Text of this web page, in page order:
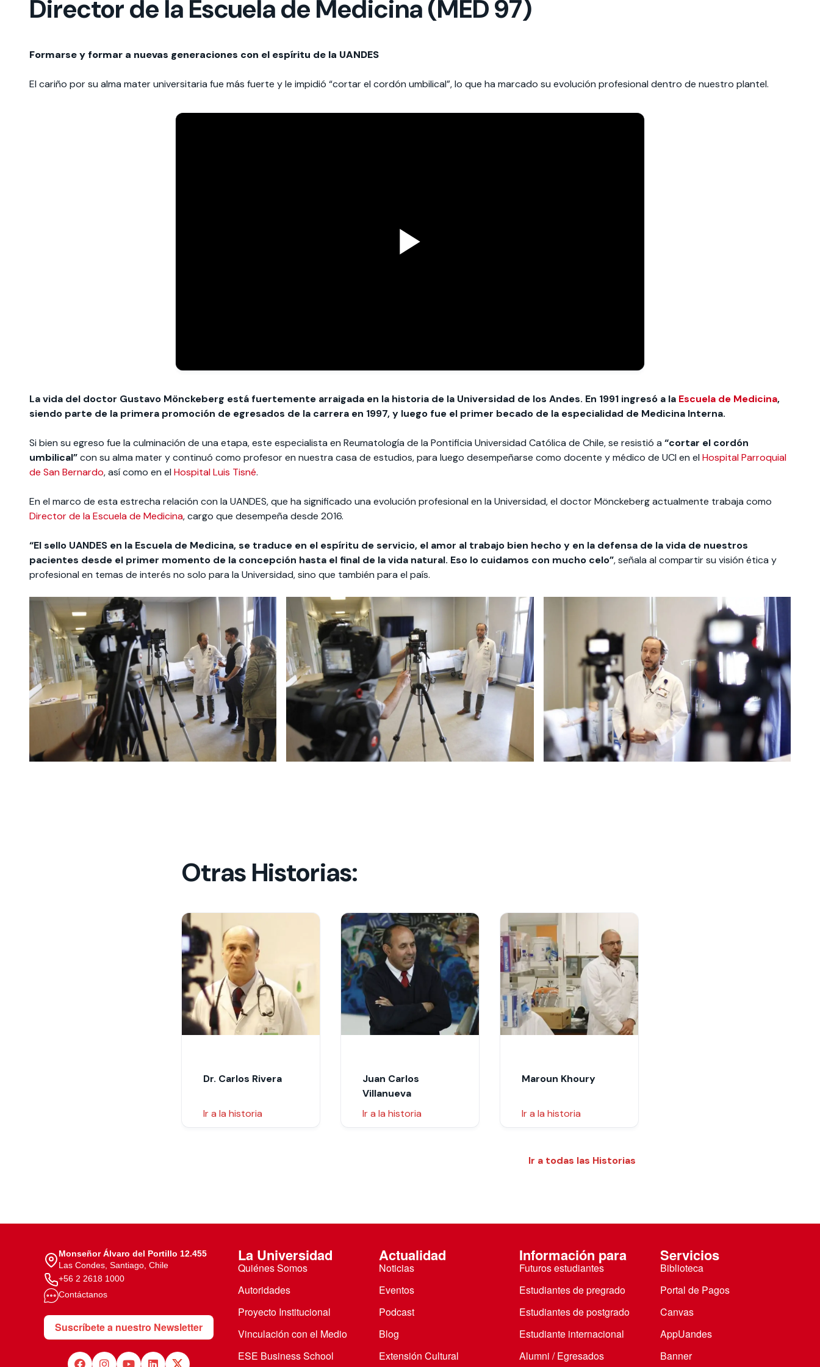
Director de la Escuela de Medicina (MED 97)
Formarse y formar a nuevas generaciones con el espíritu de la UANDES
El cariño por su alma mater universitaria fue más fuerte y le impidió “cortar el cordón umbilical”, lo que ha marcado su evolución profesional dentro de nuestro plantel.
La vida del doctor Gustavo Mönckeberg está fuertemente arraigada en la historia de la Universidad de los Andes. En 1991 ingresó a la Escuela de Medicina,
siendo parte de la primera promoción de egresados de la carrera en 1997, y luego fue el primer becado de la especialidad de Medicina Interna.
Si bien su egreso fue la culminación de una etapa, este especialista en Reumatología de la Pontificia Universidad Católica de Chile, se resistió a “cortar el cordón
umbilical”con su alma mater y continuó como profesor en nuestra casa de estudios, para luego desempeñarse como docente y médico de UCI en el Hospital Parroquial
de San Bernardo, así como en el Hospital Luis Tisné.
En el marco de esta estrecha relación con la UANDES, que ha significado una evolución profesional en la Universidad, el doctor Mönckeberg actualmente trabaja como
Director de la Escuela de Medicina, cargo que desempeña desde 2016.
“El sello UANDES en la Escuela de Medicina, se traduce en el espíritu de servicio, el amor al trabajo bien hecho y en la defensa de la vida de nuestros
pacientes desde el primer momento de la concepción hasta el final de la vida natural. Eso lo cuidamos con mucho celo”, señala al compartir su visión ética y
profesional en temas de interés no solo para la Universidad, sino que también para el país.
Otras Historias:
Dr. Carlos Rivera
Ir a la historia
Juan Carlos
Villanueva
Ir a la historia
Maroun Khoury
Ir a la historia
Ir a todas las Historias
Monseñor Álvaro del Portillo 12.455
Las Condes, Santiago, Chile
+56 2 2618 1000
Contáctanos
Suscríbete a nuestro Newsletter
La Universidad
Quiénes Somos
Autoridades
Proyecto Institucional
Vinculación con el Medio
ESE Business School
Actualidad
Noticias
Eventos
Podcast
Blog
Extensión Cultural
Información para
Futuros estudiantes
Estudiantes de pregrado
Estudiantes de postgrado
Estudiante internacional
Alumni / Egresados
Servicios
Biblioteca
Portal de Pagos
Canvas
AppUandes
Banner